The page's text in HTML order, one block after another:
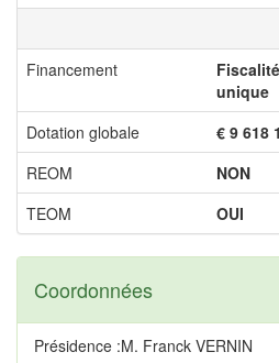
Financement
unique
Dotation globale
€ 9 618
REOM
NON
TEOM OUI
Coordonnées
Présidence :M. Franck VERNIN